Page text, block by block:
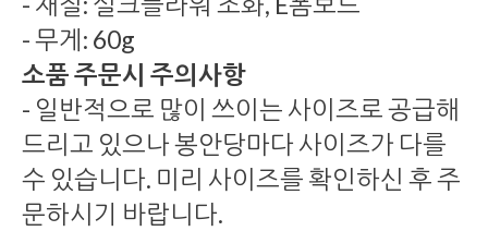
- 무게: 60g
소품 주문시 주의사항
- 일반적으로 많이 쓰이는 사이즈로 공급해
드리고 있으나 봉안당마다 사이즈가 다를
수 있습니다. 미리 사이즈를 확인하신 후 주
문하시기 바랍니다.